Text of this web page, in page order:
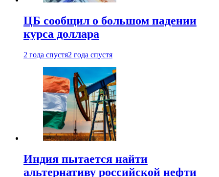
ЦБ сообщил о большом падении
курса доллара
2 года спустя2 года спустя
Индия пытается найти
альтернативу российской нефти